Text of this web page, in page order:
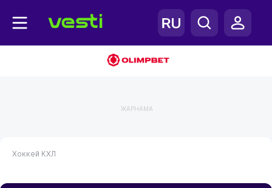
ЖАРНАМА
Хоккей КХЛ